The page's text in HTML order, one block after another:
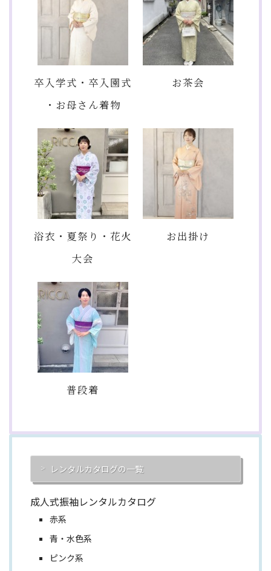
卒入学式・卒入園式
・お母さん着物
お茶会
浴衣・夏祭り・花火
大会
お出掛け
普段着
レンタルカタログの一覧
成人式振袖レンタルカタログ
赤系
青・水色系
ピンク系